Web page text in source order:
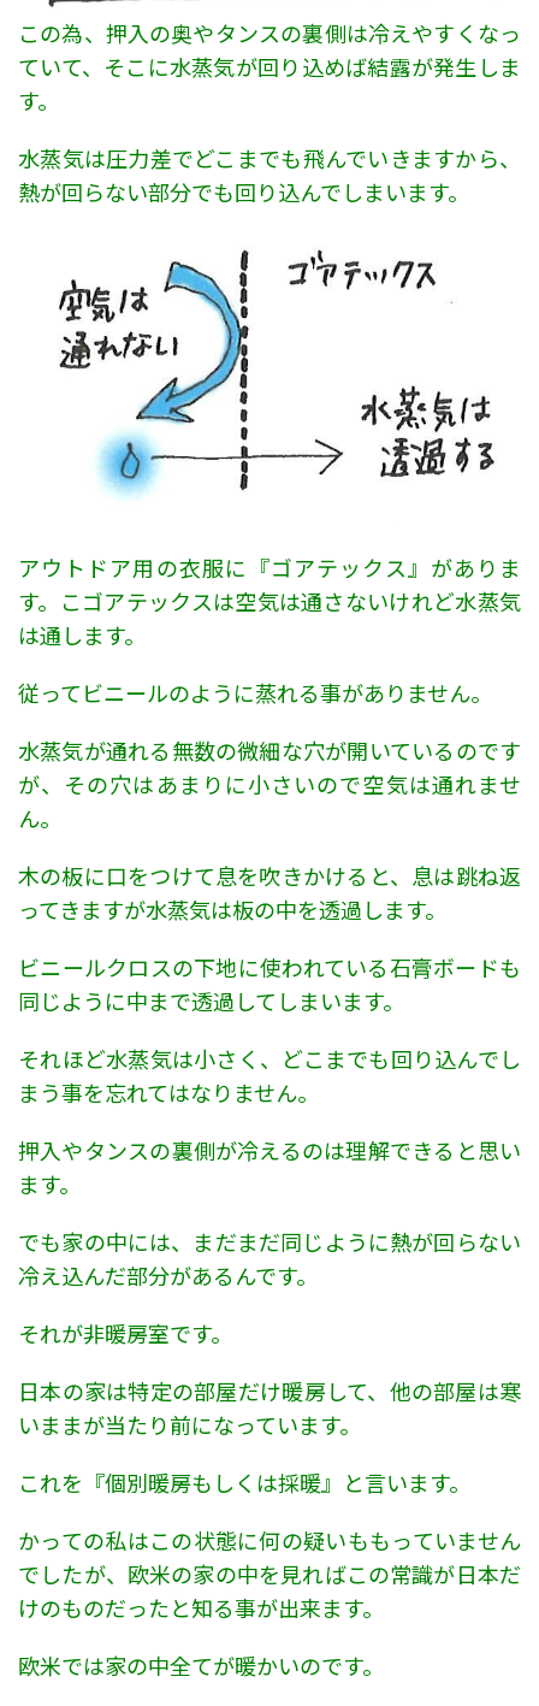
この為、押入の奥やタンスの裏側は冷えやすくなっ
ていて、そこに水蒸気が回り込めば結露が発生しま
す。
水蒸気は圧力差でどこまでも飛んでいきますから、
熱が回らない部分でも回り込んでしまいます。
アウトドア用の衣服に『ゴアテックス』がありま
す。 こゴアテックスは空気は通さないけれど水蒸気
は通します。
従ってビニールのように蒸れる事がありません。
水蒸気が通れる無数の微細な穴が開いているのです
が、その穴はあまりに小さいので空気は通れませ
ん。
木の板に口をつけて息を吹きかけると、息は跳ね返
ってきますが水蒸気は板の中を透過します。
ビニールクロスの下地に使われている石膏ボードも
同じように中まで透過してしまいます。
それほど水蒸気は小さく、どこまでも回り込んでし
まう事を忘れてはなりません。
押入やタンスの裏側が冷えるのは理解できると思い
ます。
でも家の中には、まだまだ同じように熱が回らない
冷え込んだ部分があるんです。
それが非暖房室です。
日本の家は特定の部屋だけ暖房して、他の部屋は寒
いままが当たり前になっています。
これを『個別暖房もしくは採暖』と言います。
かっての私はこの状態に何の疑いももっていません
でしたが、欧米の家の中を見ればこの常識が日本だ
けのものだったと知る事が出来ます。
欧米では家の中全てが暖かいのです。